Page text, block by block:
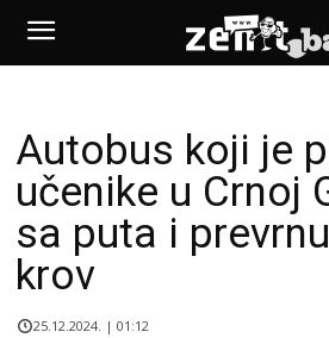
Autobus koji je
učenike u Crnoj
sa puta i
krov
25.12.2024. | 01:12